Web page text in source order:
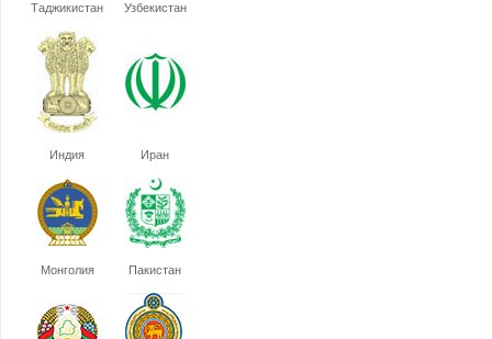
Таджикистан Узбекистан
Индия Иран
Монголия Пакистан